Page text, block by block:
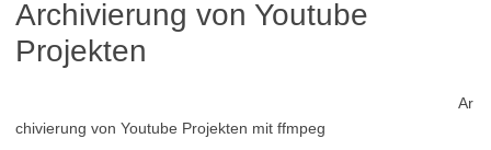
Archivierung von Youtube
Projekten
Ar
chivierung von Youtube Projekten mit ffmpeg